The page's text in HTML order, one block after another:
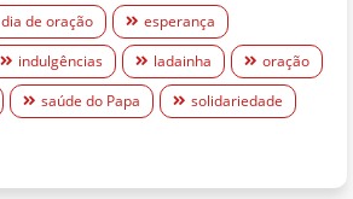
dia de oração
esperança
indulgências ladainha
oração
saúde do Papa
solidariedade